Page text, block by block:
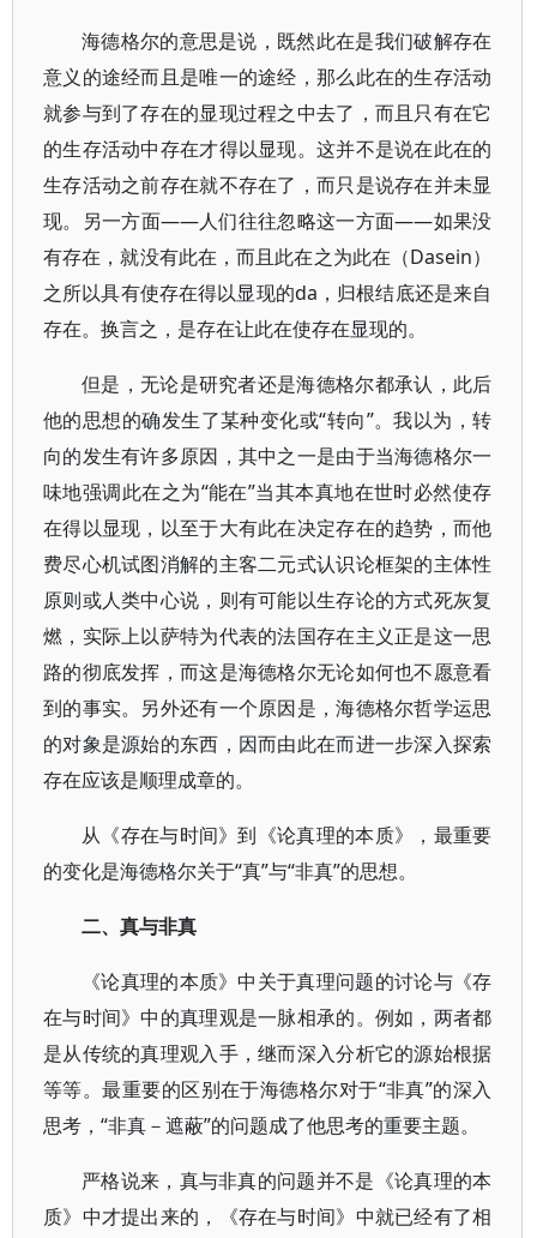
海德格尔的意思是说，既然此在是我们破解存在
意义的途经而且是唯一的途经，那么此在的生存活动
就参与到了存在的显现过程之中去了，而且只有在它
的生存活动中存在才得以显现。这并不是说在此在的
生存活动之前存在就不存在了，而只是说存在并未显
现。另一方面――人们往往忽略这一方面――如果没
有存在，就没有此在，而且此在之为此在（Dasein）
之所以具有使存在得以显现的da，归根结底还是来自
存在。换言之，是存在让此在使存在显现的。
但是，无论是研究者还是海德格尔都承认，此后
他的思想的确发生了某种变化或“转向”。我以为，转
向的发生有许多原因，其中之一是由于当海德格尔一
味地强调此在之为“能在”当其本真地在世时必然使存
在得以显现，以至于大有此在决定存在的趋势，而他
费尽心机试图消解的主客二元式认识论框架的主体性
原则或人类中心说，则有可能以生存论的方式死灰复
燃，实际上以萨特为代表的法国存在主义正是这一思
路的彻底发挥，而这是海德格尔无论如何也不愿意看
到的事实。另外还有一个原因是，海德格尔哲学运思
的对象是源始的东西，因而由此在而进一步深入探索
存在应该是顺理成章的。
从《存在与时间》到《论真理的本质》，最重要
的变化是海德格尔关于“真”与“非真”的思想。
二、真与非真
《论真理的本质》中关于真理问题的讨论与《存
在与时间》中的真理观是一脉相承的。例如，两者都
是从传统的真理观入手，继而深入分析它的源始根据
等等。最重要的区别在于海德格尔对于“非真”的深入
思考，“非真－遮蔽”的问题成了他思考的重要主题。
严格说来，真与非真的问题并不是《论真理的本
质》中才提出来的，《存在与时间》中就已经有了相